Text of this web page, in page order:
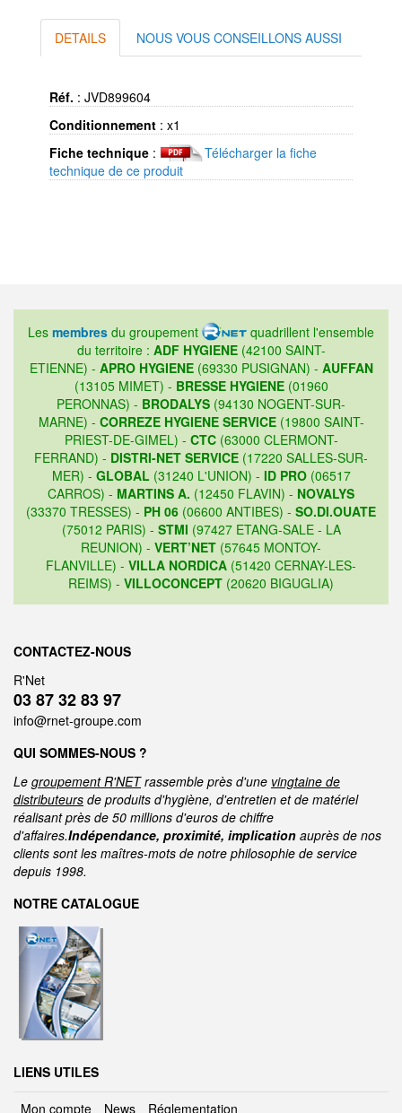
DETAILS NOUS VOUS CONSEILLONS AUSSI
Réf. : JVD899604
Conditionnement : x1
Fiche technique :
Télécharger la fiche
technique de ce produit
Les membres du groupement
quadrillent l'ensemble
du territoire : ADF HYGIENE(42100 SAINT-
ETIENNE) - APRO HYGIENE(69330 PUSIGNAN) - AUFFAN
(13105 MIMET) - BRESSE HYGIENE(01960
PERONNAS) - BRODALYS (94130 NOGENT-SUR-
MARNE) - CORREZE HYGIENE SERVICE(19800 SAINT-
PRIEST-DE-GIMEL) - CTC(63000 CLERMONT-
FERRAND) - DISTRI-NET SERVICE (17220 SALLES-SUR-
MER) - GLOBAL (31240 L'UNION) - ID PRO(06517
CARROS) - MARTINS A. (12450 FLAVIN) - NOVALYS
(33370 TRESSES) - PH 06 (06600 ANTIBES) - SO.DI.OUATE
(75012 PARIS) - STMI (97427 ETANG-SALE - LA
REUNION) - VERT’NET (57645 MONTOY-
FLANVILLE) - VILLA NORDICA (51420 CERNAY-LES-
REIMS) - VILLOCONCEPT (20620 BIGUGLIA)
CONTACTEZ-NOUS
R'Net
03 87 32 83 97
info@rnet-groupe.com
QUI SOMMES-NOUS ?
Le groupement R'NETrassemble près d'une vingtaine de
distributeurs de produits d'hygiène, d'entretien et de matériel
réalisant près de 50 millions d'euros de chiffre
d'affaires.Indépendance, proximité, implication auprès de nos
clients sont les maîtres-mots de notre philosophie de service
depuis 1998.
NOTRE CATALOGUE
LIENS UTILES
Mon compte News Réglementation